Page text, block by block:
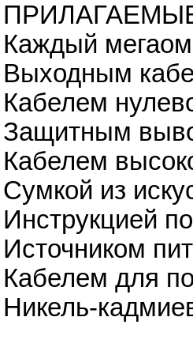
Каждый
Выходным
Кабелем
Защитным
Кабелем
Сумкой из
Инструкцией
Источником
Кабелем для
Никель-